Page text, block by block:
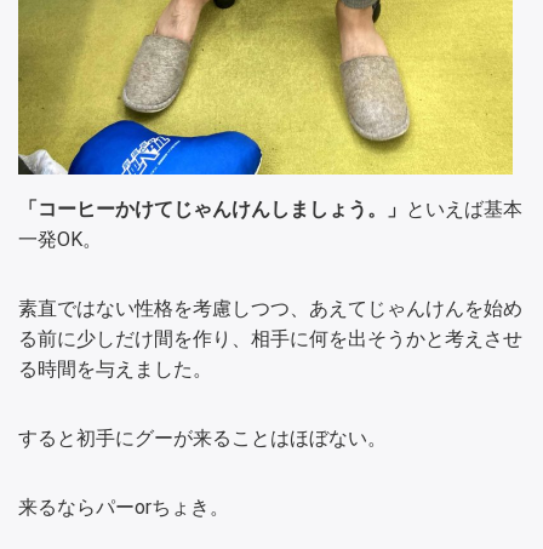
「コーヒーかけてじゃんけんしましょう。」 といえば基本
一発OK。
素直ではない性格を考慮しつつ、あえてじゃんけんを始め
る前に少しだけ間を作り、相手に何を出そうかと考えさせ
る時間を与えました。
すると初手にグーが来ることはほぼない。
来るならパーorちょき。